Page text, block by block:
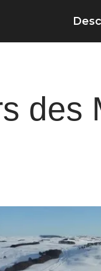
des